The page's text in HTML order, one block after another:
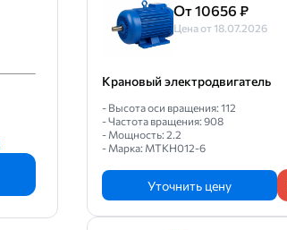
От 10656 ₽
Цена от 18.07.2026
Крановый электродвигатель
- Высота оси вращения: 112
- Частота вращения: 908
- Мощность: 2.2
- Марка: МТКН012-6
Уточнить цену